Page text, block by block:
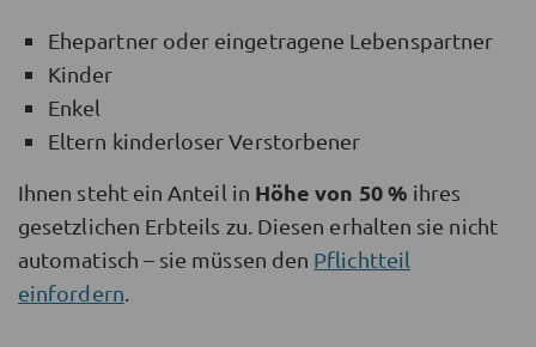
Ehepartner oder eingetragene Lebenspartner
Kinder
Enkel
Eltern kinderloser Verstorbener
Ihnen steht ein Anteil in Höhe von 50 % ihres
gesetzlichen Erbteils zu. Diesen erhalten sie nicht
automatisch – sie müssen den Pflichtteil
einfordern